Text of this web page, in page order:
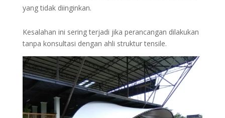
yang tidak diinginkan.
Kesalahan ini sering terjadi jika perancangan dilakukan
tanpa konsultasi dengan ahli struktur tensile.